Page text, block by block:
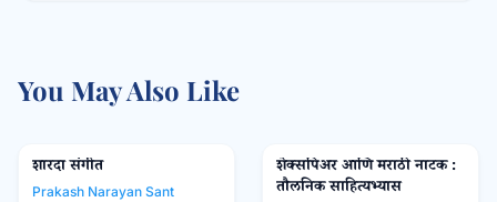
You May Also Like
Mouj Prakashan Gruh
शारदा संगीत
Prakash Narayan Sant
favorite_border
शेक्सपिअर आणि मराठी नाटक :
तौलनिक साहित्यभ्यास